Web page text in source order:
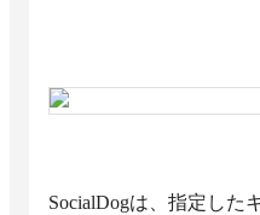
SocialDogは、指定した